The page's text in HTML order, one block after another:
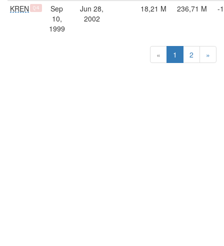
KREN Q4
Sep
10,
1999
Jun 28,
2002
18,21 M 236,71 M -
« 1 2 »